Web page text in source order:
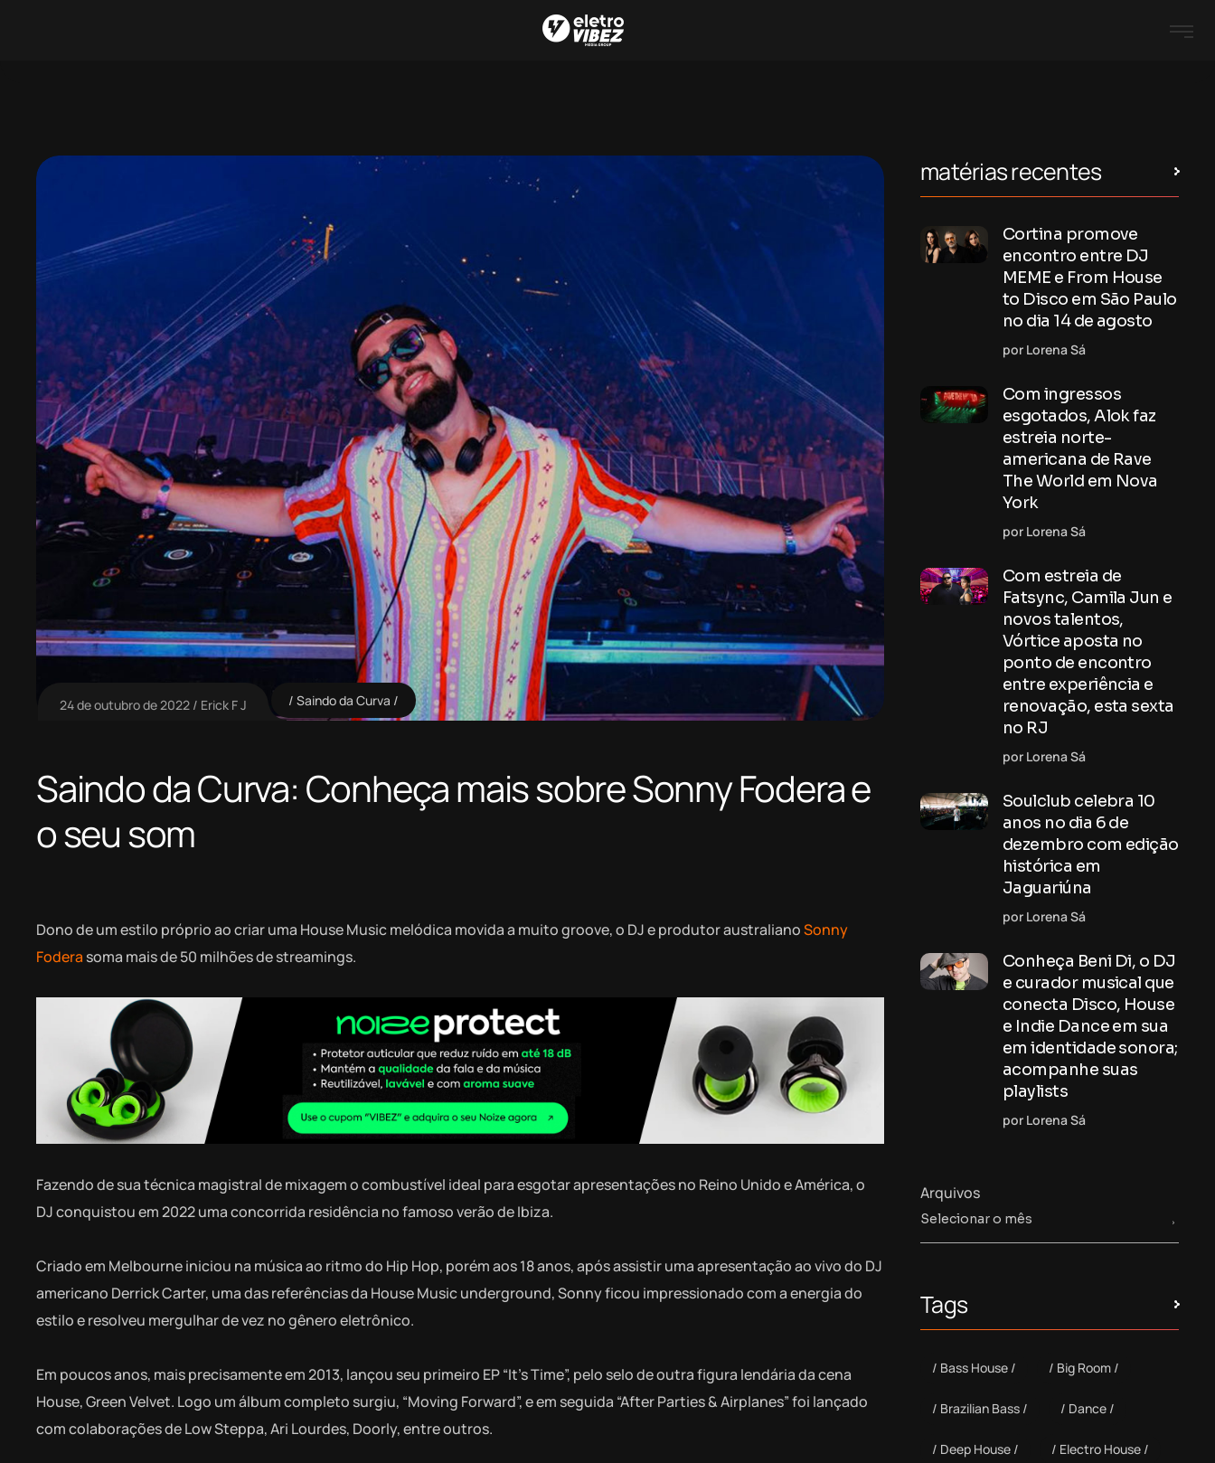
24 de outubro de 2022 Erick F J Saindo da Curva
Saindo da Curva: Conheça mais sobre Sonny Fodera e
o seu som
Dono de um estilo próprio ao criar uma House Music melódica movida a muito groove, o DJ e produtor australianoSonny
Fodera soma mais de 50 milhões de streamings.
Fazendo de sua técnica magistral de mixagem o combustível ideal para esgotar apresentações no Reino Unido e América, o
DJ conquistou em 2022 uma concorrida residência no famoso verão de Ibiza.
Criado em Melbourne iniciou na música ao ritmo do Hip Hop, porém aos 18 anos, após assistir uma apresentação ao vivo do DJ
americano Derrick Carter, uma das referências da House Music underground, Sonny ficou impressionado com a energia do
estilo e resolveu mergulhar de vez no gênero eletrônico.
Em poucos anos, mais precisamente em 2013, lançou seu primeiro EP “It’s Time”, pelo selo de outra figura lendária da cena
House, Green Velvet. Logo um álbum completo surgiu, “Moving Forward”, e em seguida “After Parties & Airplanes” foi lançado
com colaborações de Low Steppa, Ari Lourdes, Doorly, entre outros.
matérias recentes
Cortina promove
encontro entre DJ
MEME e From House
to Disco em São Paulo
no dia 14 de agosto
por Lorena Sá
Com ingressos
esgotados, Alok faz
estreia norte-
americana de Rave
The World em Nova
York
por Lorena Sá
Com estreia de
Fatsync, Camila Jun e
novos talentos,
Vórtice aposta no
ponto de encontro
entre experiência e
renovação, esta sexta
no RJ
por Lorena Sá
Soulclub celebra 10
anos no dia 6 de
dezembro com edição
histórica em
Jaguariúna
por Lorena Sá
Conheça Beni Di, o DJ
e curador musical que
conecta Disco, House
e Indie Dance em sua
em identidade sonora;
acompanhe suas
playlists
por Lorena Sá
Arquivos
Tags
Bass House Big Room
Brazilian Bass Dance
Deep House Electro House